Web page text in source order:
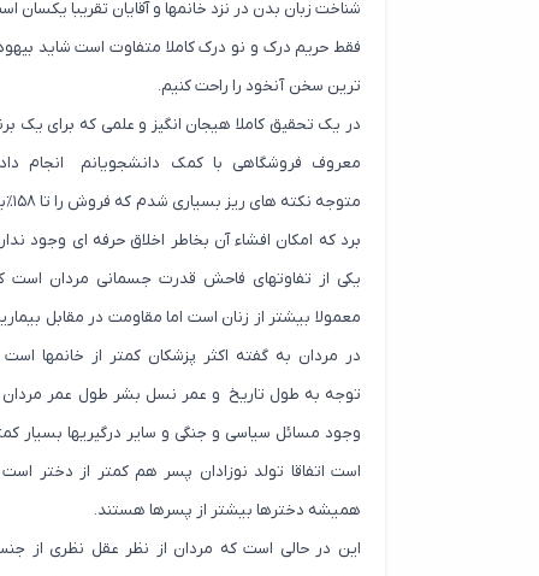
شناخت زبان بدن در نزد خانمها و آقایان تقریبا یکسان
فقط حریم درک و نو درک کاملا متفاوت است شاید
ترین سخن آنخود را راحت کنیم.
در یک تحقیق کاملا هیجان انگیز و علمی که برای یک
معروف فروشگاهی با کمک دانشجویانم انجام
متوجه نکته های ریز
برد که امکان افشاء آن بخاطر اخلاق حرفه ای وجود
یکی از تفاوتهای فاحش قدرت جسمانی مردان است
معمولا بیشتر از زنان است اما مقاومت در مقابل
در مردان به گفته اکثر پزشکان کمتر از خانمها است
توجه به طول تاریخ و عمر نسل بشر طول عمر مردان
وجود مسائل سیاسی و جنگی و سایر درگیریها بسیار
است اتفاقا تولد نوزادان پسر هم کمتر از دختر
همیشه دخترها بیشتر از پسرها هستند.
این در حالی است که مردان از نظر عقل نظری از